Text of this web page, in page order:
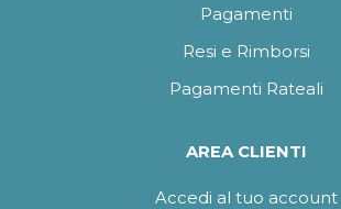
Pagamenti
Resi e Rimborsi
Pagamenti Rateali
AREA CLIENTI
Accedi al tuo account